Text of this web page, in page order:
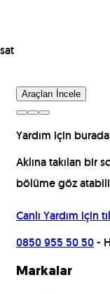
Araçları İncele
Yardım için
Aklına takılan bir
bölüme göz
Canlı Yardım için
0850 955 50 50-
Markalar